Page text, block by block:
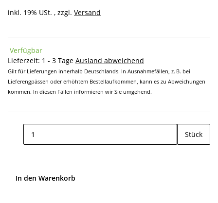
inkl. 19% USt. , zzgl. Versand
Verfügbar
Lieferzeit: 1 - 3 Tage Ausland abweichend
Gilt für Lieferungen innerhalb Deutschlands. In Ausnahmefällen, z. B. bei
Lieferengpässen oder erhöhtem Bestellaufkommen, kann es zu Abweichungen
kommen. In diesen Fällen informieren wir Sie umgehend.
Stück
In den Warenkorb